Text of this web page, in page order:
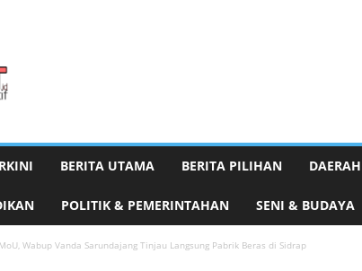
BERITA UTAMA BERITA PILIHAN DAERAH
POLITIK & PEMERINTAHAN SENI & BUDAYA
Wabup Vanda Sarundajang Tinjau Langsung Pabrik Beras di Sidrap